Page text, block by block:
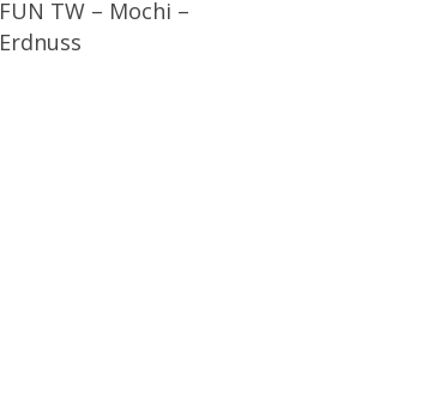
FUN TW – Mochi –
Erdnuss